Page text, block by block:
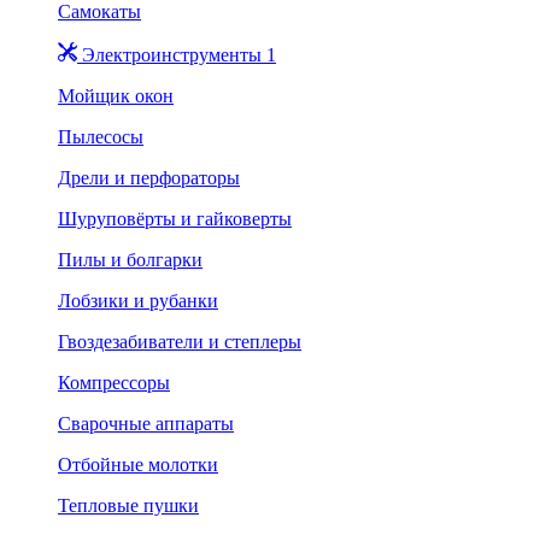
Самокаты
Электроинструменты 1
Мойщик окон
Пылесосы
Дрели и перфораторы
Шуруповёрты и гайковерты
Пилы и болгарки
Лобзики и рубанки
Гвоздезабиватели и степлеры
Компрессоры
Сварочные аппараты
Отбойные молотки
Тепловые пушки